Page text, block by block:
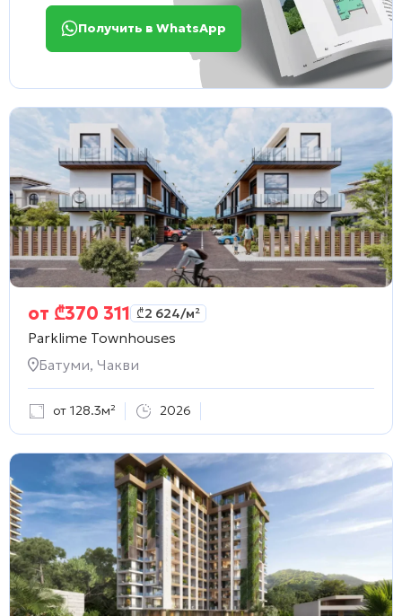
Получить в WhatsApp
от ₾370 311 ₾2 624/м²
Parklime Townhouses
Батуми, Чакви
от 128.3м² 2026